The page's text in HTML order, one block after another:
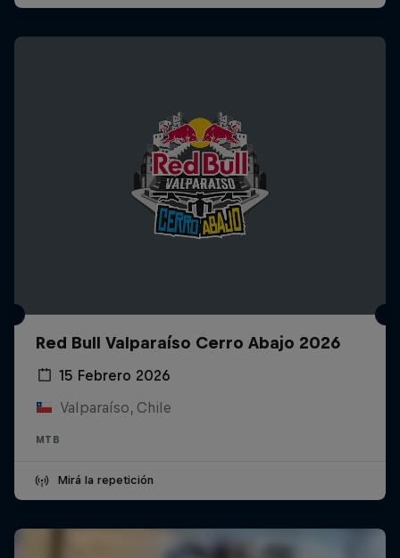
Red Bull Valparaíso Cerro Abajo 2026
15 Febrero 2026
Valparaíso, Chile
MTB
Mirá la repetición